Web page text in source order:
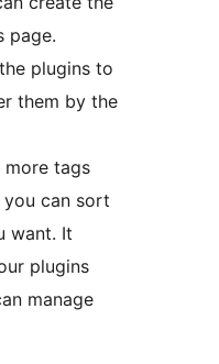
page.
plugins to
them by the
more tags
can sort
want. It
plugins
manage